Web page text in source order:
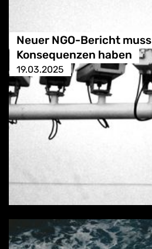
Neuer NGO-Bericht muss
Konsequenzen haben
19.03.2025